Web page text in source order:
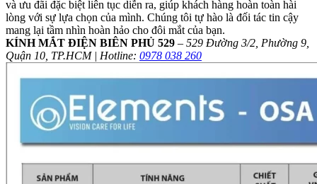
và ưu đãi đặc biệt liên tục diễn ra, giúp khách hàng hoàn toàn hài
lòng với sự lựa chọn của mình. Chúng tôi tự hào là đối tác tin cậy
mang lại tầm nhìn hoàn hảo cho đôi mắt của bạn.
KÍNH MẮT ĐIỆN BIÊN PHỦ 529 – 529 Đường 3/2, Phường 9,
Quận 10, TP.HCM | Hotline: 0978 038 260